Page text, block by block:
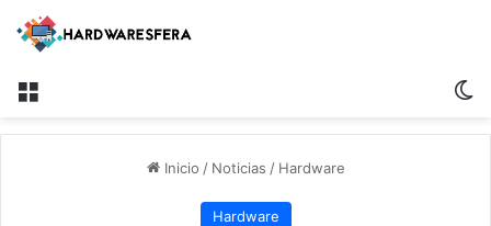
Menú
Inicio / Noticias / Hardware
Hardware